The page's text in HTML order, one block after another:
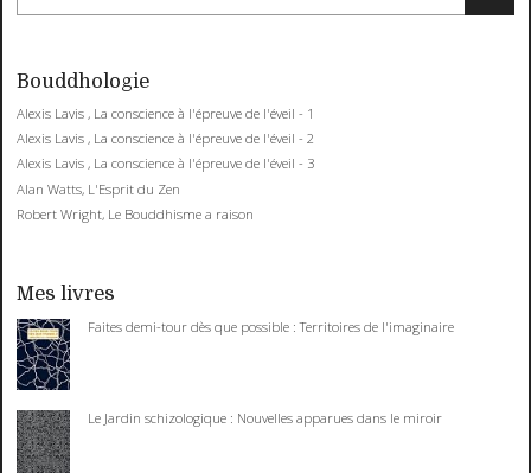
Bouddhologie
Alexis Lavis , La conscience à l'épreuve de l'éveil - 1
Alexis Lavis , La conscience à l'épreuve de l'éveil - 2
Alexis Lavis , La conscience à l'épreuve de l'éveil - 3
Alan Watts, L'Esprit du Zen
Robert Wright, Le Bouddhisme a raison
Mes livres
Faites demi-tour dès que possible : Territoires de l'imaginaire
Le Jardin schizologique : Nouvelles apparues dans le miroir